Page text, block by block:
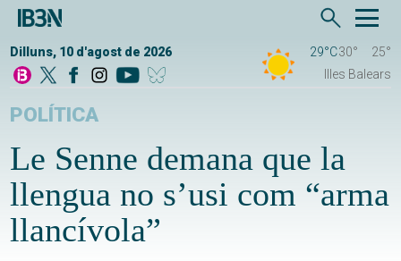
Dilluns, 10 d'agost de 2026 29°C30°
25°
Illes Balears
POLÍTICA
Le Senne demana que la
llengua no s’usi com “arma
llancívola”